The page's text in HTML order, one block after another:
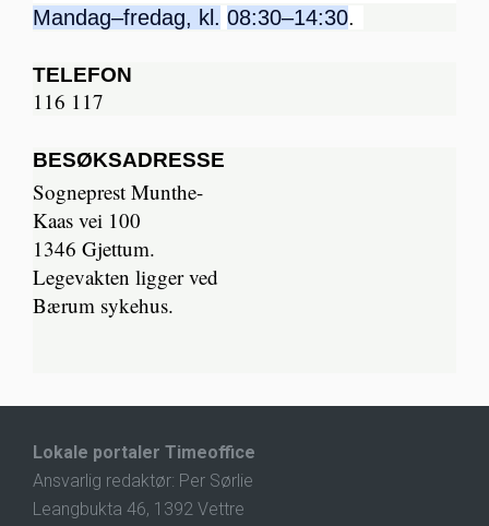
Mandag–fredag, kl. 08:30–14:30.
TELEFON
116 117
BESØKSADRESSE
Sogneprest Munthe-
Kaas vei 100
1346 Gjettum.
Legevakten ligger ved
Bærum sykehus.
Lokale portaler Timeoffice
Ansvarlig redaktør: Per Sørlie
Leangbukta 46, 1392 Vettre